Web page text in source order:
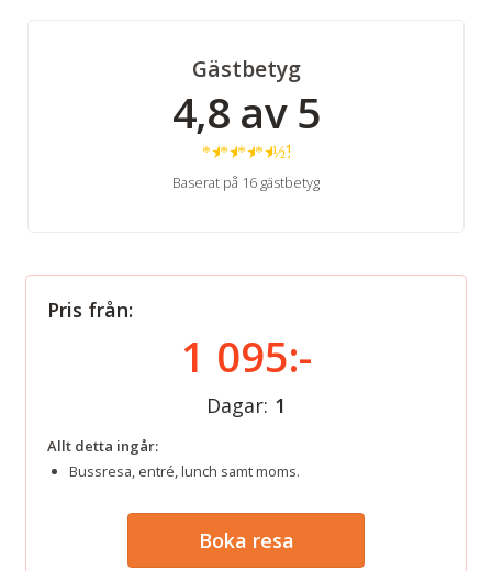
Gästbetyg
4,8 av 5
★★★★ ½
Baserat på 16 gästbetyg
Pris från:
1 095:-
Dagar: 1
Allt detta ingår:
Bussresa, entré, lunch samt moms.
Boka resa